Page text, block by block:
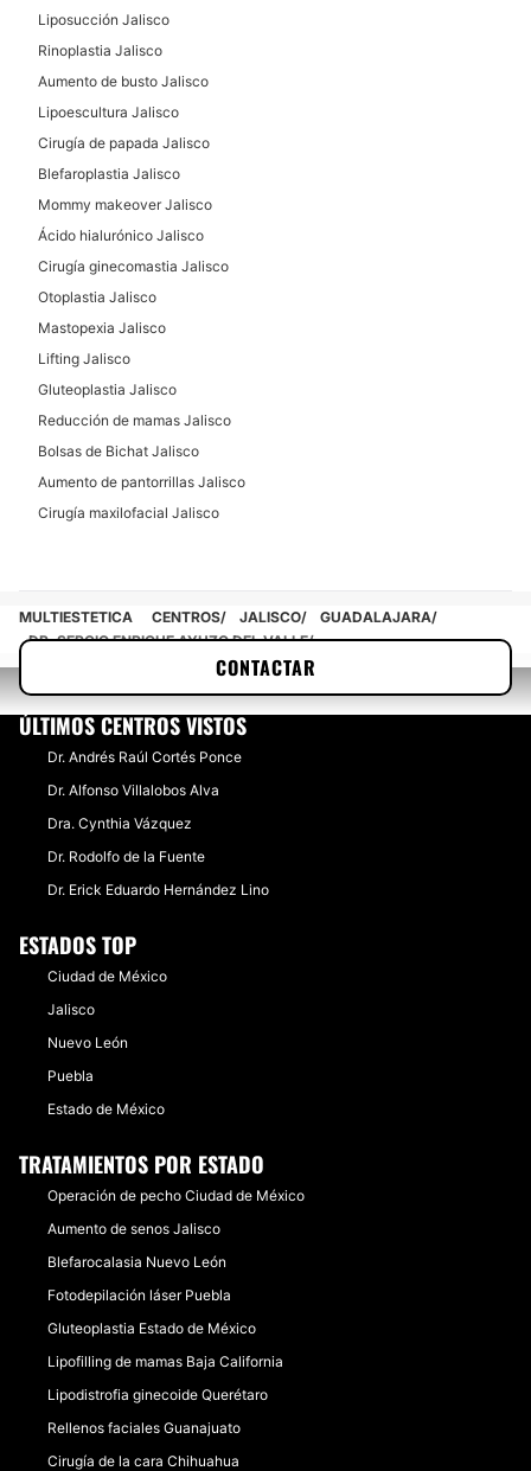
Aumento de labios
Ácido hialurónico
Rejuvenecimiento facial
TRATAMIENTOS DE BELLEZA
HIFU
Liposucción Jalisco
Rinoplastia Jalisco
Aumento de busto Jalisco
Lipoescultura Jalisco
Cirugía de papada Jalisco
Blefaroplastia Jalisco
Mommy makeover Jalisco
Ácido hialurónico Jalisco
Cirugía ginecomastia Jalisco
Otoplastia Jalisco
Mastopexia Jalisco
Lifting Jalisco
Gluteoplastia Jalisco
Reducción de mamas Jalisco
Bolsas de Bichat Jalisco
Aumento de pantorrillas Jalisco
Cirugía maxilofacial Jalisco
CONTACTAR
MULTIESTETICA CENTROS JALISCO
GUADALAJARA
DR. SERGIO ENRIQUE AYUZO DEL VALLE
ÚLTIMOS CENTROS VISTOS
Dr. Andrés Raúl Cortés Ponce
Dr. Alfonso Villalobos Alva
Dra. Cynthia Vázquez
Dr. Rodolfo de la Fuente
Dr. Erick Eduardo Hernández Lino
ESTADOS TOP
Ciudad de México
Jalisco
Nuevo León
Puebla
Estado de México
TRATAMIENTOS POR ESTADO
Operación de pecho Ciudad de México
Aumento de senos Jalisco
Blefarocalasia Nuevo León
Fotodepilación láser Puebla
Gluteoplastia Estado de México
Lipofilling de mamas Baja California
Lipodistrofia ginecoide Querétaro
Rellenos faciales Guanajuato
Cirugía de la cara Chihuahua